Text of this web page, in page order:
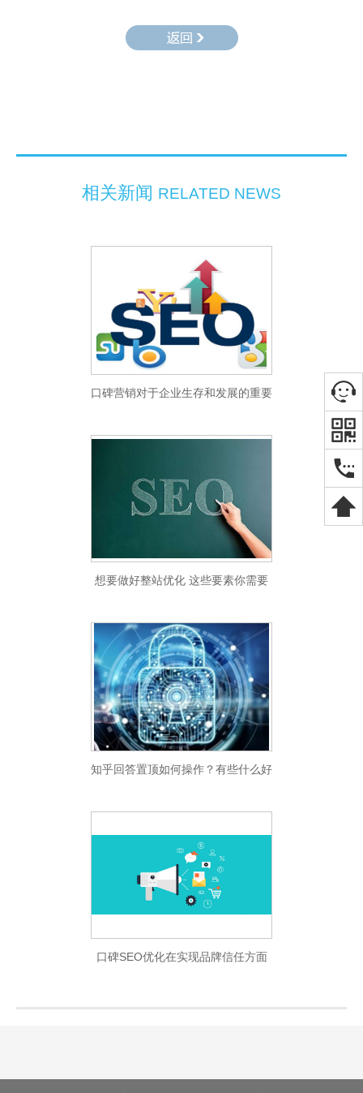
相关新闻 RELATED NEWS
口碑营销对于企业生存和发展的重要
想要做好整站优化 这些要素你需要
知乎回答置顶如何操作？有些什么好
口碑SEO优化在实现品牌信任方面